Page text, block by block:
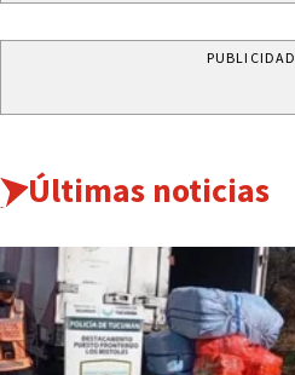
PUBLICIDAD
Últimas noticias